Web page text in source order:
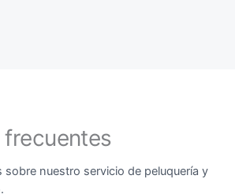
sobre nuestro servicio de peluquería y